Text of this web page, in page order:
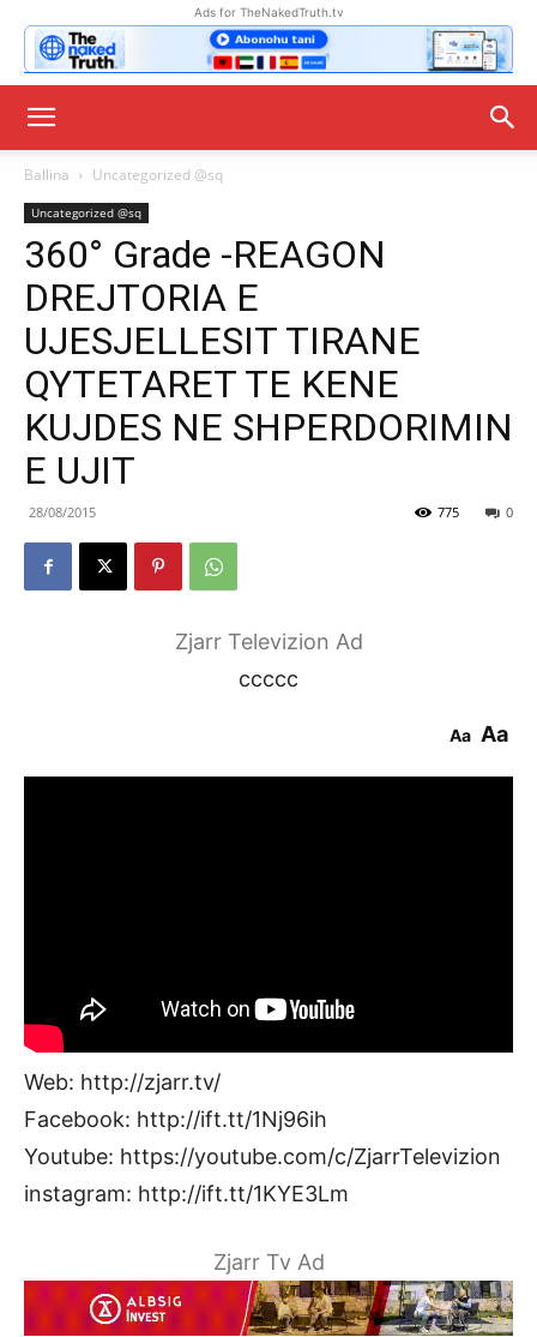
Ads for TheNakedTruth.tv
Ballina Uncategorized @sq
Uncategorized @sq
360° Grade -REAGON
DREJTORIA E
UJESJELLESIT TIRANE
QYTETARET TE KENE
KUJDES NE SHPERDORIMIN
E UJIT
28/08/2015 0
775
Zjarr Televizion Ad
ccccc
Aa Aa
Web: http://zjarr.tv/
Facebook: http://ift.tt/1Nj96ih
Youtube: https://youtube.com/c/ZjarrTelevizion
instagram: http://ift.tt/1KYE3Lm
Zjarr Tv Ad